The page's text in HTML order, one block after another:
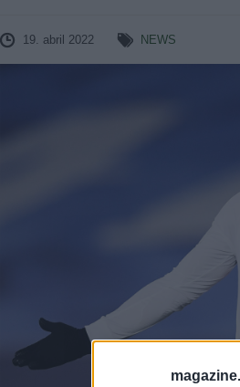
19. abril 2022 NEWS